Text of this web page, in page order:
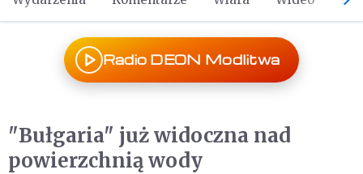
Radio DEON Modlitwa
"Bułgaria" już widoczna nad
powierzchnią wody